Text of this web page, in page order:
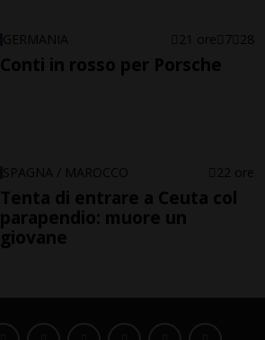
GERMANIA 21 ore 7 28
Conti in rosso per Porsche
SPAGNA / MAROCCO 22 ore
Tenta di entrare a Ceuta col
parapendio: muore un
giovane